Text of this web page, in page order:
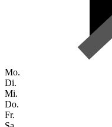
Mo.
Di.
Mi.
Do.
Fr.